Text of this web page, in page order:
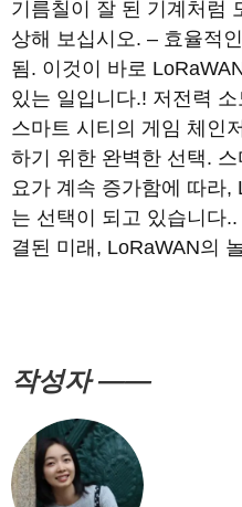
기름칠이 잘 된 기계처럼
상해 보십시오. – 효율적
됨. 이것이 바로
있는 일입니다.! 저전력
스마트 시티의 게임 체인
하기 위한 완벽한 선택.
요가 계속 증가함에 따라,
는 선택이 되고 있습니다
결된 미래, LoRaWAN의
작성자 ——